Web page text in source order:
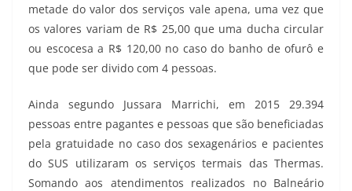
metade do valor dos serviços vale apena, uma vez que
os valores variam de R$ 25,00 que uma ducha circular
ou escocesa a R$ 120,00 no caso do banho de ofurô e
que pode ser divido com 4 pessoas.
Ainda segundo Jussara Marrichi, em 2015 29.394
pessoas entre pagantes e pessoas que são beneficiadas
pela gratuidade no caso dos sexagenários e pacientes
do SUS utilizaram os serviços termais das Thermas.
Somando aos atendimentos realizados no Balneário